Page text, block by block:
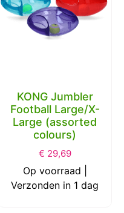
KONG Jumbler
Football Large/X-
Large (assorted
colours)
€ 29,69
Op voorraad |
Verzonden in 1 dag